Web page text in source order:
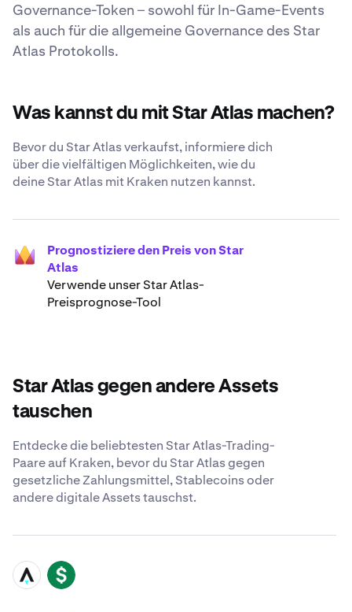
Governance-Token – sowohl für In-Game-Events
als auch für die allgemeine Governance des Star
Atlas Protokolls.
Was kannst du mit Star Atlas machen?
Bevor du Star Atlas verkaufst, informiere dich
über die vielfältigen Möglichkeiten, wie du
deine Star Atlas mit Kraken nutzen kannst.
Prognostiziere den Preis von Star
Atlas
Verwende unser Star Atlas-
Preisprognose-Tool
Star Atlas gegen andere Assets
tauschen
Entdecke die beliebtesten Star Atlas-Trading-
Paare auf Kraken, bevor du Star Atlas gegen
gesetzliche Zahlungsmittel, Stablecoins oder
andere digitale Assets tauschst.
ATLAS USD